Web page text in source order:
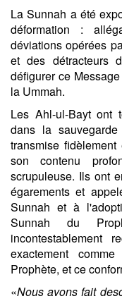
La Sunnah a été
déformation :
déviations opérées
et des détracteurs
défigurer ce
la Ummah.
Les Ahl-ul-Bayt ont
dans la
transmise
son contenu
scrupuleuse. Ils ont
égarements et
Sunnah et à
Sunnah du
incontestablement
exactement
Prophète, et ce
«Nous avons fait